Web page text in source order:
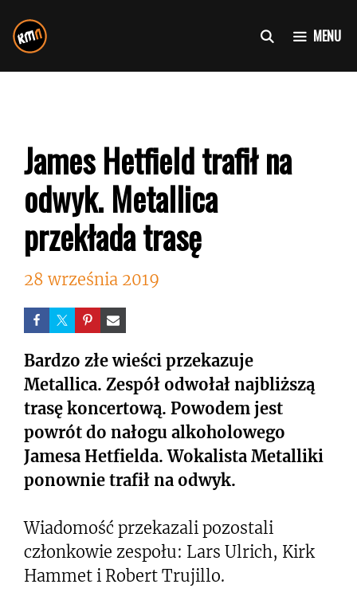
do
treści
MENU
James Hetfield trafił na
odwyk. Metallica
przekłada trasę
28 września 2019
Bardzo złe wieści przekazuje
Metallica. Zespół odwołał najbliższą
trasę koncertową. Powodem jest
powrót do nałogu alkoholowego
Jamesa Hetfielda. Wokalista Metalliki
ponownie trafił na odwyk.
Wiadomość przekazali pozostali
członkowie zespołu: Lars Ulrich, Kirk
Hammet i Robert Trujillo.